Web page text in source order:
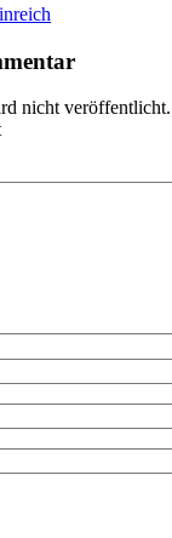
nicht veröffentlicht.